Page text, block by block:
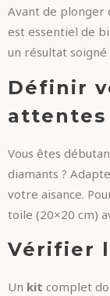
Avant de plonger
est essentiel de
un résultat
Définir
attentes
Vous êtes
diamants ?
votre aisance.
toile (20×20 cm)
Vérifier
Un kit complet